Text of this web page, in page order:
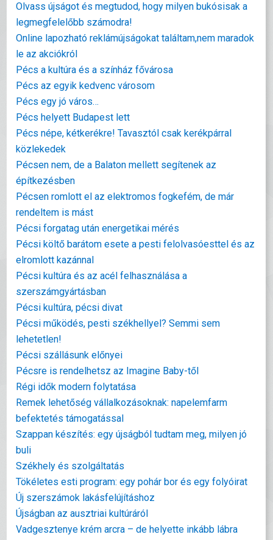
Olvass újságot és megtudod, hogy milyen bukósisak a
legmegfelelőbb számodra!
Online lapozható reklámújságokat találtam,nem maradok
le az akciókról
Pécs a kultúra és a színház fővárosa
Pécs az egyik kedvenc városom
Pécs egy jó város…
Pécs helyett Budapest lett
Pécs népe, kétkerékre! Tavasztól csak kerékpárral
közlekedek
Pécsen nem, de a Balaton mellett segítenek az
építkezésben
Pécsen romlott el az elektromos fogkefém, de már
rendeltem is mást
Pécsi forgatag után energetikai mérés
Pécsi költő barátom esete a pesti felolvasóesttel és az
elromlott kazánnal
Pécsi kultúra és az acél felhasználása a
szerszámgyártásban
Pécsi kultúra, pécsi divat
Pécsi működés, pesti székhellyel? Semmi sem
lehetetlen!
Pécsi szállásunk előnyei
Pécsre is rendelhetsz az Imagine Baby-től
Régi idők modern folytatása
Remek lehetőség vállalkozásoknak: napelemfarm
befektetés támogatással
Szappan készítés: egy újságból tudtam meg, milyen jó
buli
Székhely és szolgáltatás
Tökéletes esti program: egy pohár bor és egy folyóirat
Új szerszámok lakásfelújításhoz
Újságban az ausztriai kultúráról
Vadgesztenye krém arcra – de helyette inkább lábra